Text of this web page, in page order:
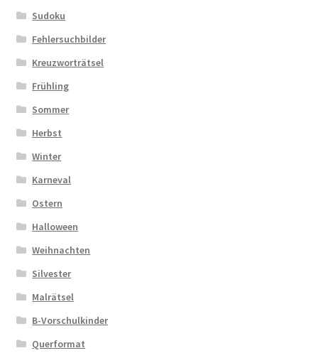
Sudoku
Fehlersuchbilder
Kreuzworträtsel
Frühling
Sommer
Herbst
Winter
Karneval
Ostern
Halloween
Weihnachten
Silvester
Malrätsel
B-Vorschulkinder
Querformat